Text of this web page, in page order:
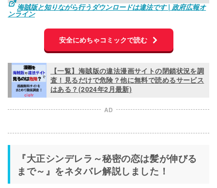
海賊版と知りながら行うダウンロードは違法です | 政府広報オ
ンライン
安全にめちゃコミックで読む
【一覧】海賊版の違法漫画サイトの閉鎖状況を調
査！見るだけで危険？他に無料で読めるサービス
はある？(2024年2月最新)
AD
『大正シンデレラ～秘密の恋は髪が伸びる
まで～』をネタバレ解説しました！